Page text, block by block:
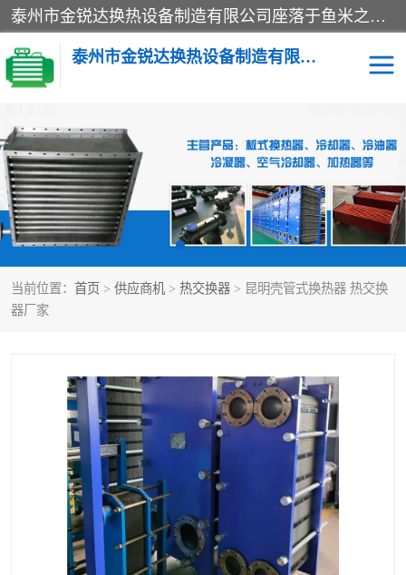
泰州市金锐达换热设备制造有限公司座落于鱼米之乡、祥泰之州一江苏泰州。是一家多年从事换热设备研究、设计、制造、销售、服务于一体的生产企业。
泰州市金锐达换热设备制造有限公司
当前位置： 首页 > 供应商机 > 热交换器 > 昆明壳管式换热器 热交换
器厂家
冷却器 换热器
散热器 预热器
热交换器